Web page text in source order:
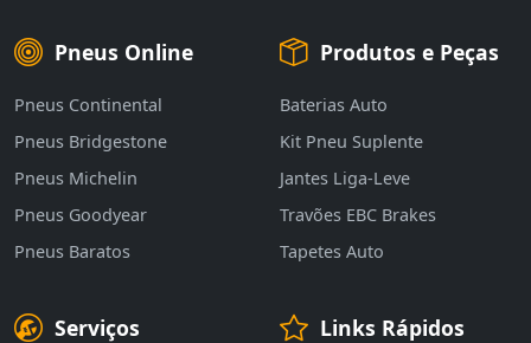
Pneus Online
Pneus Continental
Pneus Bridgestone
Pneus Michelin
Pneus Goodyear
Pneus Baratos
Produtos e Peças
Baterias Auto
Kit Pneu Suplente
Jantes Liga-Leve
Travões EBC Brakes
Tapetes Auto
Serviços Links Rápidos